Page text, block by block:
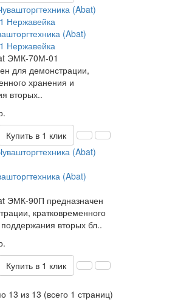
(Abat)
Нержавейка
ЭМК-70М-01
для демонстрации,
хранения и
вторых..
Купить в 1 клик
(Abat)
ЭМК-90П предназначен
кратковременного
вторых бл..
Купить в 1 клик
13 из 13 (всего 1 страниц)